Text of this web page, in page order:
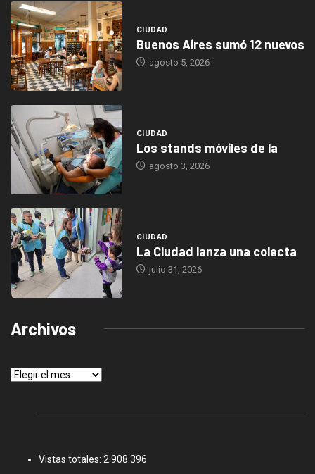
CIUDAD
Buenos Aires sumó 12 nuevos
agosto 5, 2026
CIUDAD
Los stands móviles de la
agosto 3, 2026
CIUDAD
La Ciudad lanza una colecta
julio 31, 2026
Archivos
Archivos
Vistas totales: 2.908.396